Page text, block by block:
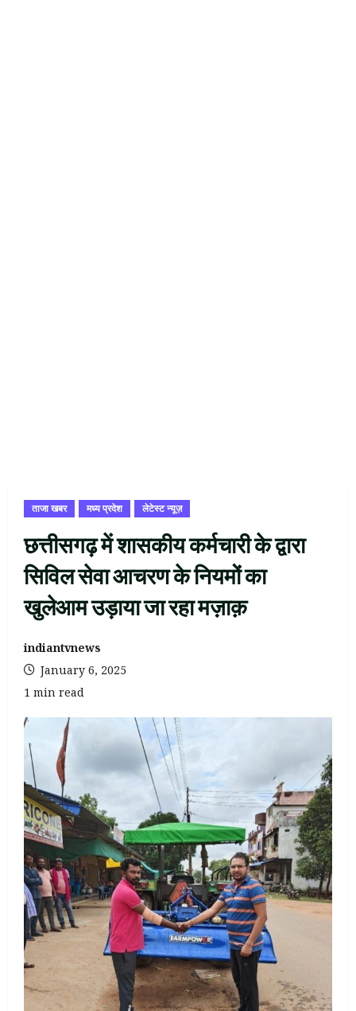
ताजा खबर मध्य प्रदेश लेटेस्ट न्यूज़
छत्तीसगढ़ में शासकीय कर्मचारी के द्वारा
सिविल सेवा आचरण के नियमों का
खुलेआम उड़ाया जा रहा मज़ाक़
indiantvnews
January 6, 2025
1 min read